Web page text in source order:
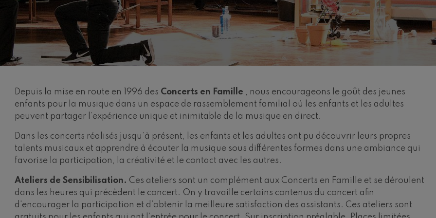
Depuis la mise en route en 1996 des Concerts en Famille , nous encourageons le goût des jeunes
enfants pour la musique dans un espace de rassemblement familial où les enfants et les adultes
peuvent partager l’expérience unique et inimitable de la musique en direct.
Dans les concerts réalisés jusqu’à présent, les enfants et les adultes ont pu découvrir leurs propres
talents musicaux et apprendre à écouter la musique sous différentes formes dans une ambiance qui
favorise la participation, la créativité et le contact avec les autres.
Ateliers de Sensibilisation. Ces ateliers sont un complément aux Concerts en Famille et se déroulent
dans les heures qui précèdent le concert. On y travaille certains contenus du concert afin
d'encourager la participation et d’obtenir la meilleure satisfaction des assistants. Ces ateliers sont
C. Franck: Variations symphoniques
C. Franck
Joseph Haydn: Symphonie nº83
Joseph Haydn
El cant dels ocells
Populaire / Pau Casals
Franz Schmidt
Franz Schubert: Chant nocturne dans la forêt
Franz Schubert